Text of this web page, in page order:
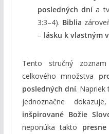
posledných dní a
3:3–4). Biblia
– lásku k vlastným
Tento stručný zoznam
celkového množstva
posledných dní.
jednoznačne
inšpirované Božie
neponúka takto